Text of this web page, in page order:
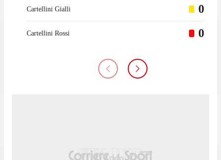
Cartellini Gialli 0
Cartellini Rossi 0